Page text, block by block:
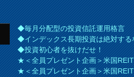
◆毎月分配型の投資信託運用格言
◆インデックス長期投資は絶対する
◆投資初心者を抜けだせ！
★＜全員プレゼント企画＞米国
★＜全員プレゼント企画＞米国